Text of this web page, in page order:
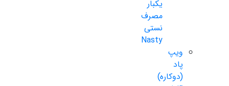
یکبار
مصرف
نستی
Nasty
ویپ
پاد
(دوکاره)